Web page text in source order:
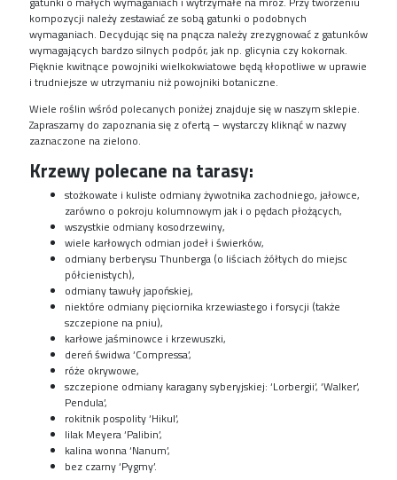
kompozycji należy zestawiać ze sobą gatunki o podobnych
wymaganiach. Decydując się na pnącza należy zrezygnować z gatunków
wymagających bardzo silnych podpór, jak np. glicynia czy kokornak.
Pięknie kwitnące powojniki wielkokwiatowe będą kłopotliwe w uprawie
i trudniejsze w utrzymaniu niż powojniki botaniczne.
Wiele roślin wśród polecanych poniżej znajduje się w naszym sklepie.
Zapraszamy do zapoznania się z ofertą – wystarczy kliknąć w nazwy
zaznaczone na zielono.
Krzewy polecane na tarasy:
stożkowate i kuliste odmiany żywotnika zachodniego, jałowce,
zarówno o pokroju kolumnowym jak i o pędach płożących,
wszystkie odmiany kosodrzewiny,
wiele karłowych odmian jodeł i świerków,
odmiany berberysu Thunberga (o liściach żółtych do miejsc
półcienistych),
odmiany tawuły japońskiej,
niektóre odmiany pięciornika krzewiastego i forsycji (także
szczepione na pniu),
karłowe jaśminowce i krzewuszki,
dereń świdwa ‘Compressa’,
róże okrywowe,
szczepione odmiany karagany syberyjskiej: ‘Lorbergii’, ‘Walker’,
Pendula’,
rokitnik pospolity ‘Hikul’,
lilak Meyera ‘Palibin’,
kalina wonna ‘Nanum’,
bez czarny ‘Pygmy’.